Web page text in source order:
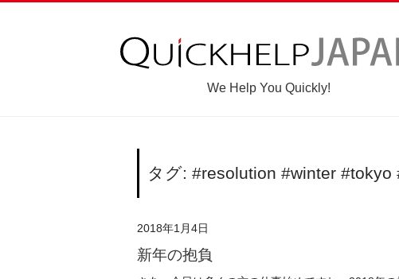
We Help You Quickly!
タグ: #resolution #winter #tokyo
2018年1月4日
新年の抱負